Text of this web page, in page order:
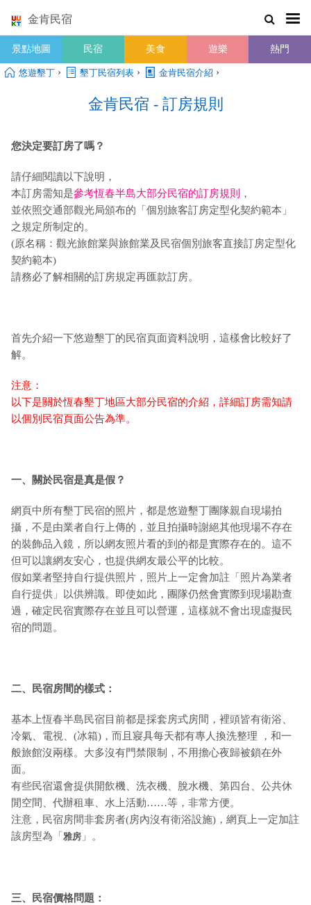
金肯民宿
景點地圖 民宿 美食 遊樂 熱門
悠遊墾丁 › 墾丁民宿列表 › 金肯民宿介紹 ›
金肯民宿 - 訂房規則
您決定要訂房了嗎？
請仔細閱讀以下說明，
本訂房需知是參考恆春半島大部分民宿的訂房規則
，
並依照交通部觀光局頒布的「個別旅客訂房定型化契約範本」
之規定所制定的。
(原名稱：觀光旅館業與旅館業及民宿個別旅客直接訂房定型化
契約範本)
請務必了解相關的訂房規定再匯款訂房。
首先介紹一下悠遊墾丁的民宿頁面資料說明，這樣會比較好了
解。
注意：
以下是關於恆春墾丁地區大部分民宿的介紹，詳細訂房需知請
以個別民宿頁面公告為準。
一、關於民宿是真是假？
網頁中所有墾丁民宿的照片，都是悠遊墾丁團隊親自現場拍
攝，不是由業者自行上傳的，並且拍攝時謝絕其他現場不存在
的裝飾品入鏡，所以網友照片看的到的都是實際存在的。這不
但可以讓網友安心，也提供網友最公平的比較。
假如業者堅持自行提供照片，照片上一定會加註「照片為業者
自行提供」以供辨識。即使如此，團隊仍然會實際到現場勘查
過，確定民宿實際存在並且可以營運，這樣就不會出現虛擬民
宿的問題。
二、民宿房間的樣式：
基本上恆春半島民宿目前都是採套房式房間，裡頭皆有衛浴、
冷氣、電視、(冰箱)，而且寢具每天都有專人換洗整理 ，和一
般旅館沒兩樣。大多沒有門禁限制，不用擔心夜歸被鎖在外
面。
有些民宿還會提供開飲機、洗衣機、脫水機、第四台、公共休
閒空間、代辦租車、水上活動……等，非常方便。
注意，民宿房間非套房者(房內沒有衛浴設施)，網頁上一定加註
該房型為「 雅房 」。
三、民宿價格問題：